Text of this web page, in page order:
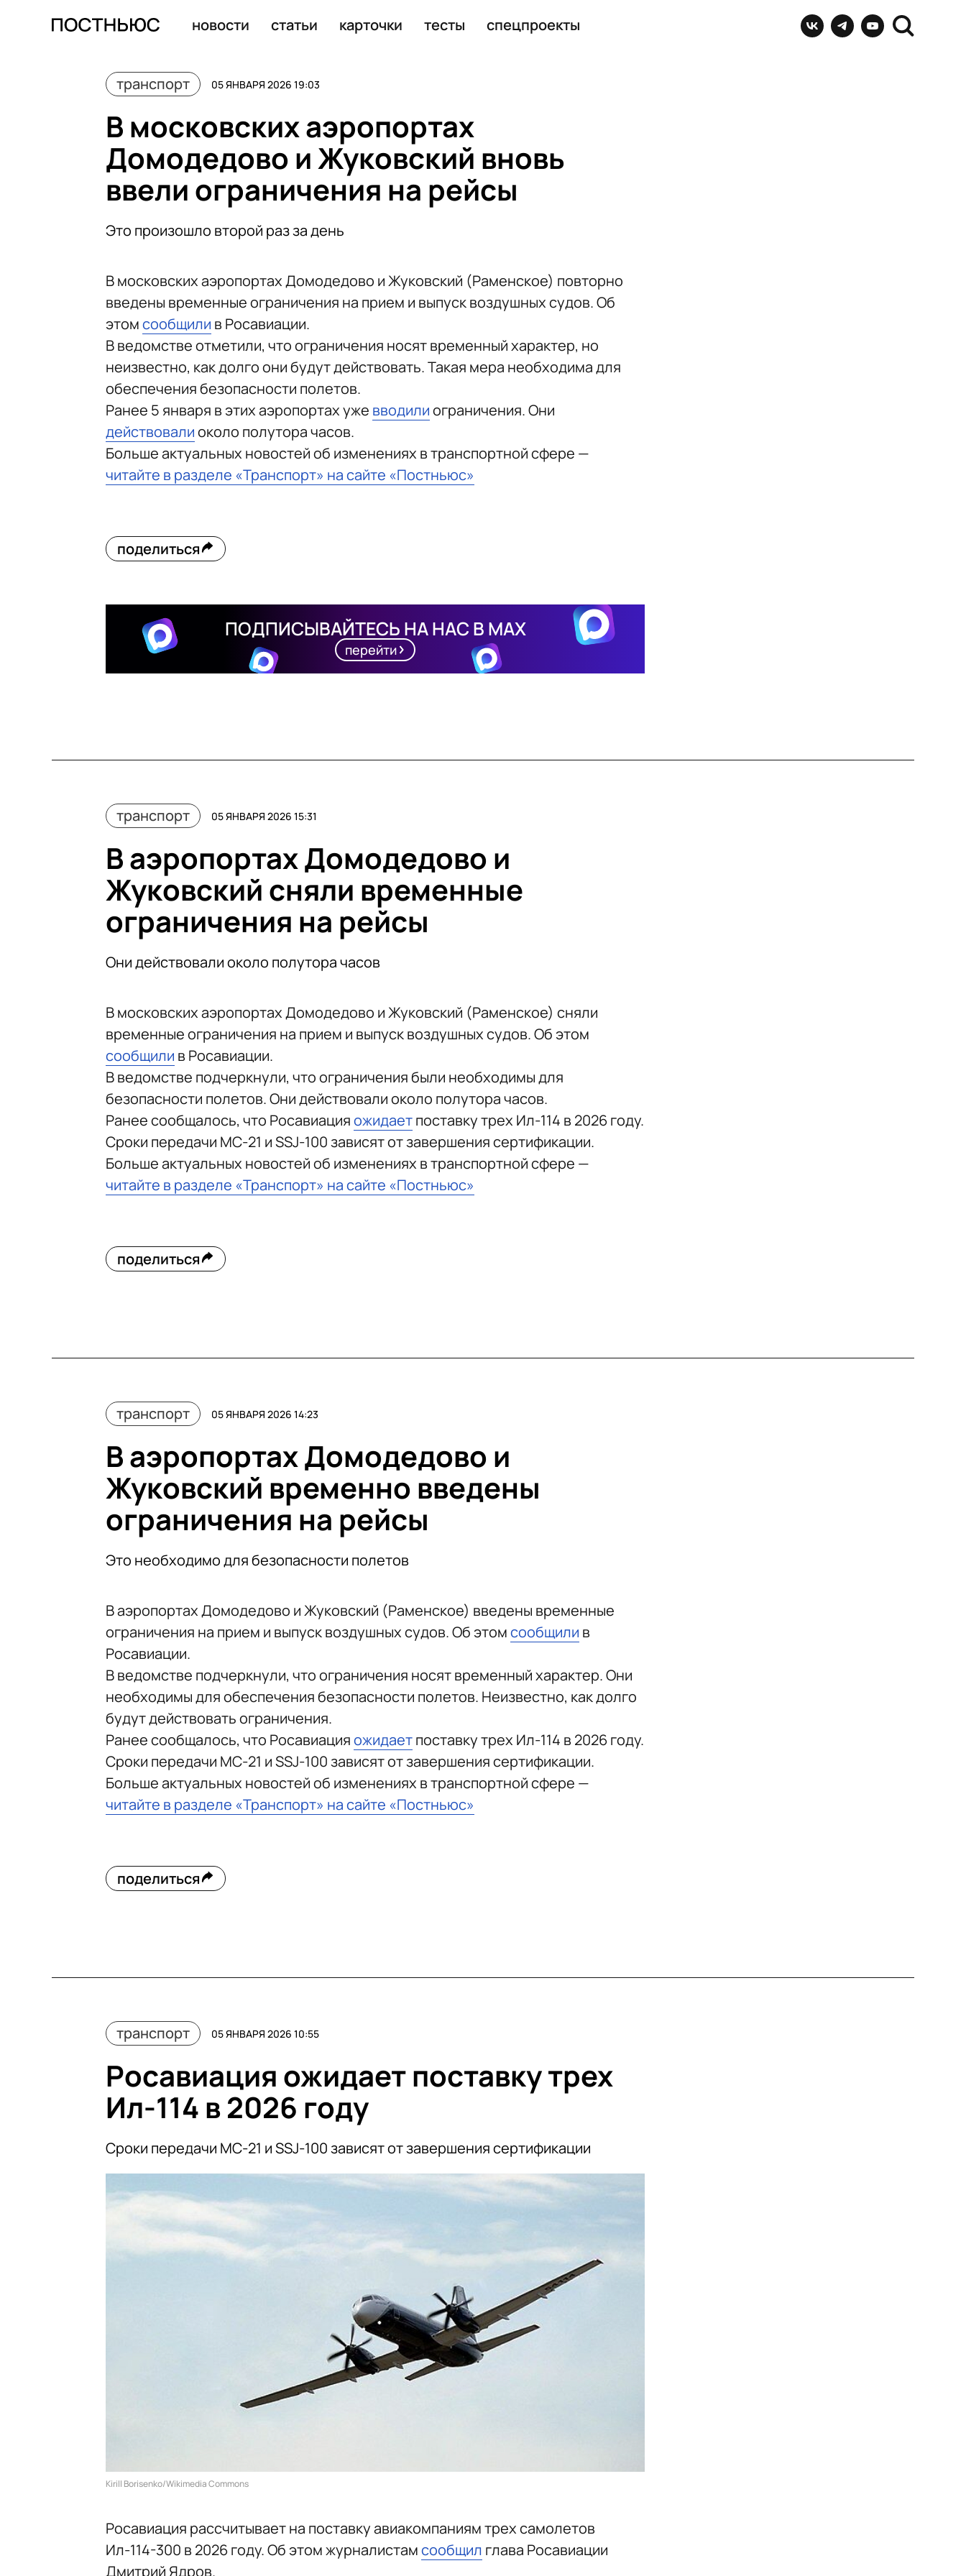
новости статьи карточки тесты спецпроекты
транспорт 05 ЯНВАРЯ 2026 19:03
В московских аэропортах
Домодедово и Жуковский вновь
ввели ограничения на рейсы
Это произошло второй раз за день
В московских аэропортах Домодедово и Жуковский (Раменское) повторно
введены временные ограничения на прием и выпуск воздушных судов. Об
этомсообщили в Росавиации.
В ведомстве отметили, что ограничения носят временный характер, но
неизвестно, как долго они будут действовать. Такая мера необходима для
обеспечения безопасности полетов.
Ранее 5 января в этих аэропортах уже вводилиограничения. Они
действовалиоколо полутора часов.
Больше актуальных новостей об изменениях в транспортной сфере —
читайте в разделе «Транспорт» на сайте «Постньюс»
поделиться
ПОДПИСЫВАЙТЕСЬ НА НАС В MAX
перейти
транспорт 05 ЯНВАРЯ 2026 15:31
В аэропортах Домодедово и
Жуковский сняли временные
ограничения на рейсы
Они действовали около полутора часов
В московских аэропортах Домодедово и Жуковский (Раменское) сняли
временные ограничения на прием и выпуск воздушных судов. Об этом
сообщили в Росавиации.
В ведомстве подчеркнули, что ограничения были необходимы для
безопасности полетов. Они действовали около полутора часов.
Ранее сообщалось, что Росавиацияожидаетпоставку трех Ил-114 в 2026 году.
Сроки передачи МС-21 и SSJ-100 зависят от завершения сертификации.
Больше актуальных новостей об изменениях в транспортной сфере —
читайте в разделе «Транспорт» на сайте «Постньюс»
поделиться
транспорт 05 ЯНВАРЯ 2026 14:23
В аэропортах Домодедово и
Жуковский временно введены
ограничения на рейсы
Это необходимо для безопасности полетов
В аэропортах Домодедово и Жуковский (Раменское) введены временные
ограничения на прием и выпуск воздушных судов. Об этомсообщили в
Росавиации.
В ведомстве подчеркнули, что ограничения носят временный характер. Они
необходимы для обеспечения безопасности полетов. Неизвестно, как долго
будут действовать ограничения.
Ранее сообщалось, что Росавиацияожидаетпоставку трех Ил-114 в 2026 году.
Сроки передачи МС-21 и SSJ-100 зависят от завершения сертификации.
Больше актуальных новостей об изменениях в транспортной сфере —
читайте в разделе «Транспорт» на сайте «Постньюс»
поделиться
транспорт 05 ЯНВАРЯ 2026 10:55
Росавиация ожидает поставку трех
Ил-114 в 2026 году
Сроки передачи МС-21 и SSJ-100 зависят от завершения сертификации
Kirill Borisenko/Wikimedia Commons
Росавиация рассчитывает на поставку авиакомпаниям трех самолетов
Ил-114-300 в 2026 году. Об этом журналистамсообщил глава Росавиации
Дмитрий Ядров.